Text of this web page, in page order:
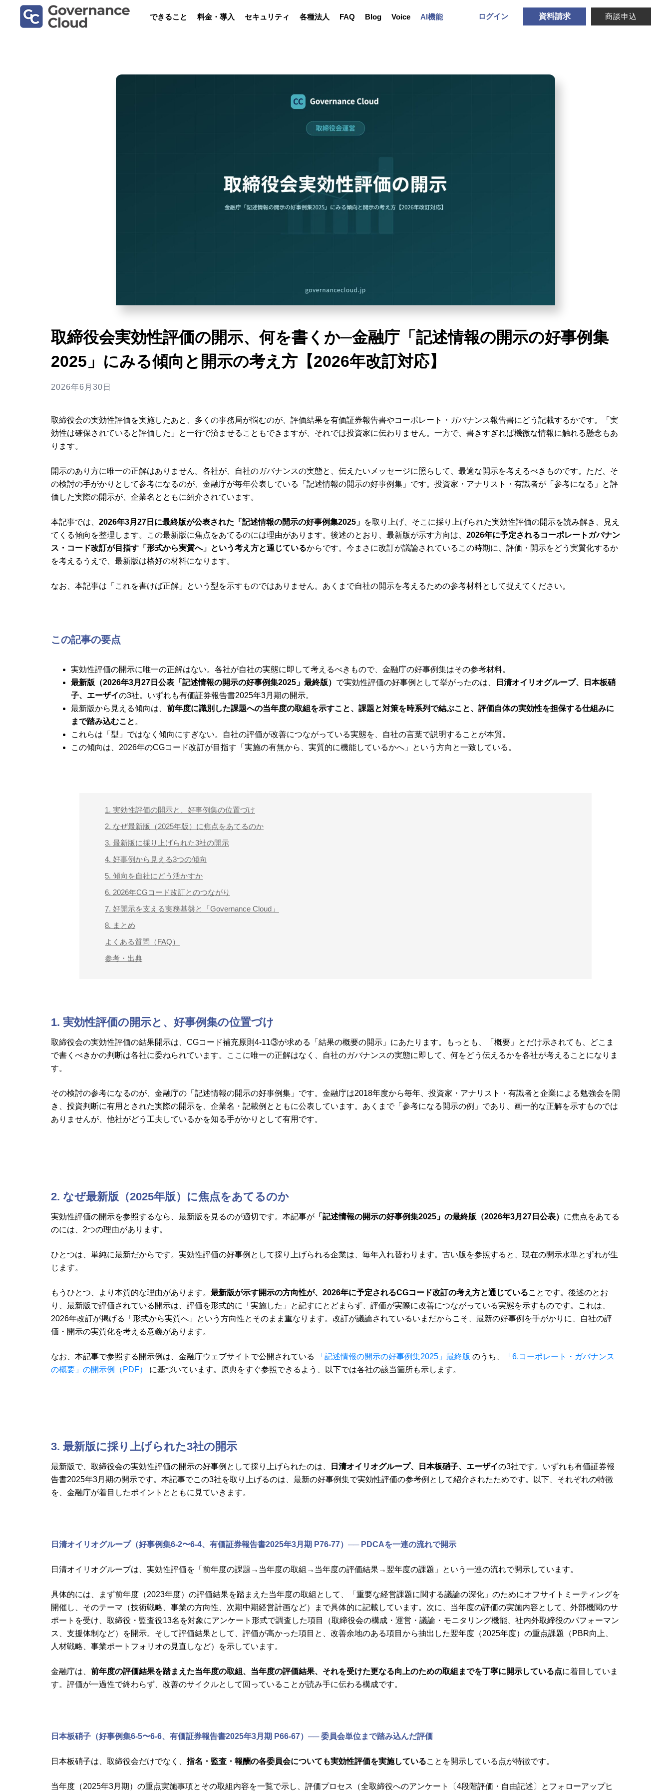
できること 料金・導入 セキュリティ 各種法人 FAQ Blog Voice AI機能 ログイン 資料請求 商談申込
取締役会実効性評価の開示、何を書くか─金融庁「記述情報の開示の好事例集
2025」にみる傾向と開示の考え方【2026年改訂対応】
2026年6月30日
取締役会の実効性評価を実施したあと、多くの事務局が悩むのが、評価結果を有価証券報告書やコーポレート・ガバナンス報告書にどう記載するかです。「実
効性は確保されていると評価した」と一行で済ませることもできますが、それでは投資家に伝わりません。一方で、書きすぎれば機微な情報に触れる懸念もあ
ります。
開示のあり方に唯一の正解はありません。各社が、自社のガバナンスの実態と、伝えたいメッセージに照らして、最適な開示を考えるべきものです。ただ、そ
の検討の手がかりとして参考になるのが、金融庁が毎年公表している「記述情報の開示の好事例集」です。投資家・アナリスト・有識者が「参考になる」と評
価した実際の開示が、企業名とともに紹介されています。
本記事では、 2026年3月27日に最終版が公表された「記述情報の開示の好事例集2025」 を取り上げ、そこに採り上げられた実効性評価の開示を読み解き、見え
てくる傾向を整理します。この最新版に焦点をあてるのには理由があります。後述のとおり、最新版が示す方向は、 2026年に予定されるコーポレートガバナン
ス・コード改訂が目指す「形式から実質へ」という考え方と通じているからです。今まさに改訂が議論されているこの時期に、評価・開示をどう実質化するか
を考えるうえで、最新版は格好の材料になります。
なお、本記事は「これを書けば正解」という型を示すものではありません。あくまで自社の開示を考えるための参考材料として捉えてください。
この記事の要点
実効性評価の開示に唯一の正解はない。各社が自社の実態に即して考えるべきもので、金融庁の好事例集はその参考材料。
最新版（2026年3月27日公表「記述情報の開示の好事例集2025」最終版） で実効性評価の好事例として挙がったのは、
日清オイリオグループ、日本板硝
子、エーザイの3社。いずれも有価証券報告書2025年3月期の開示。
最新版から見える傾向は、 前年度に識別した課題への当年度の取組を示すこと、課題と対策を時系列で結ぶこと、評価自体の実効性を担保する仕組みに
まで踏み込むこと 。
これらは「型」ではなく傾向にすぎない。自社の評価が改善につながっている実態を、自社の言葉で説明することが本質。
この傾向は、2026年のCGコード改訂が目指す「実施の有無から、実質的に機能しているかへ」という方向と一致している。
1. 実効性評価の開示と、好事例集の位置づけ
2. なぜ最新版（2025年版）に焦点をあてるのか
3. 最新版に採り上げられた3社の開示
4. 好事例から見える3つの傾向
5. 傾向を自社にどう活かすか
6. 2026年CGコード改訂とのつながり
7. 好開示を支える実務基盤と「Governance Cloud」
8. まとめ
よくある質問（FAQ）
参考・出典
1. 実効性評価の開示と、好事例集の位置づけ
取締役会の実効性評価の結果開示は、CGコード補充原則4-11③が求める「結果の概要の開示」にあたります。もっとも、「概要」とだけ示されても、どこま
で書くべきかの判断は各社に委ねられています。ここに唯一の正解はなく、自社のガバナンスの実態に即して、何をどう伝えるかを各社が考えることになりま
す。
その検討の参考になるのが、金融庁の「記述情報の開示の好事例集」です。金融庁は2018年度から毎年、投資家・アナリスト・有識者と企業による勉強会を開
き、投資判断に有用とされた実際の開示を、企業名・記載例とともに公表しています。あくまで「参考になる開示の例」であり、画一的な正解を示すものでは
ありませんが、他社がどう工夫しているかを知る手がかりとして有用です。
2. なぜ最新版（2025年版）に焦点をあてるのか
実効性評価の開示を参照するなら、最新版を見るのが適切です。本記事が 「記述情報の開示の好事例集2025」の最終版（2026年3月27日公表） に焦点をあてる
のには、2つの理由があります。
ひとつは、単純に最新だからです。実効性評価の好事例として採り上げられる企業は、毎年入れ替わります。古い版を参照すると、現在の開示水準とずれが生
じます。
もうひとつ、より本質的な理由があります。 最新版が示す開示の方向性が、2026年に予定されるCGコード改訂の考え方と通じていることです。後述のとお
り、最新版で評価されている開示は、評価を形式的に「実施した」と記すにとどまらず、評価が実際に改善につながっている実態を示すものです。これは、
2026年改訂が掲げる「形式から実質へ」という方向性とそのまま重なります。改訂が議論されているいまだからこそ、最新の好事例を手がかりに、自社の評
価・開示の実質化を考える意義があります。
なお、本記事で参照する開示例は、金融庁ウェブサイトで公開されている 「記述情報の開示の好事例集2025」最終版 のうち、
「6.コーポレート・ガバナンス
の概要」の開示例（PDF）
に基づいています。原典をすぐ参照できるよう、以下では各社の該当箇所も示します。
3. 最新版に採り上げられた3社の開示
最新版で、取締役会の実効性評価の開示の好事例として採り上げられたのは、 日清オイリオグループ、日本板硝子、エーザイの3社です。いずれも有価証券報
告書2025年3月期の開示です。本記事でこの3社を取り上げるのは、最新の好事例集で実効性評価の参考例として紹介されたためです。以下、それぞれの特徴
を、金融庁が着目したポイントとともに見ていきます。
日清オイリオグループ（好事例集6-2〜6-4、有価証券報告書2025年3月期 P76-77）── PDCAを一連の流れで開示
日清オイリオグループは、実効性評価を「前年度の課題→当年度の取組→当年度の評価結果→翌年度の課題」という一連の流れで開示しています。
具体的には、まず前年度（2023年度）の評価結果を踏まえた当年度の取組として、「重要な経営課題に関する議論の深化」のためにオフサイトミーティングを
開催し、そのテーマ（技術戦略、事業の方向性、次期中期経営計画など）まで具体的に記載しています。次に、当年度の評価の実施内容として、外部機関のサ
ポートを受け、取締役・監査役13名を対象にアンケート形式で調査した項目（取締役会の構成・運営・議論・モニタリング機能、社内外取締役のパフォーマン
ス、支援体制など）を開示。そして評価結果として、評価が高かった項目と、改善余地のある項目から抽出した翌年度（2025年度）の重点課題（PBR向上、
人材戦略、事業ポートフォリオの見直しなど）を示しています。
金融庁は、 前年度の評価結果を踏まえた当年度の取組、当年度の評価結果、それを受けた更なる向上のための取組までを丁寧に開示している点に着目していま
す。評価が一過性で終わらず、改善のサイクルとして回っていることが読み手に伝わる構成です。
日本板硝子（好事例集6-5〜6-6、有価証券報告書2025年3月期 P66-67）── 委員会単位まで踏み込んだ評価
日本板硝子は、取締役会だけでなく、指名・監査・報酬の各委員会についても実効性評価を実施していることを開示している点が特徴です。
当年度（2025年3月期）の重点実施事項とその取組内容を一覧で示し、評価プロセス（全取締役へのアンケート〔4段階評価・自由記述〕とフォローアップヒ